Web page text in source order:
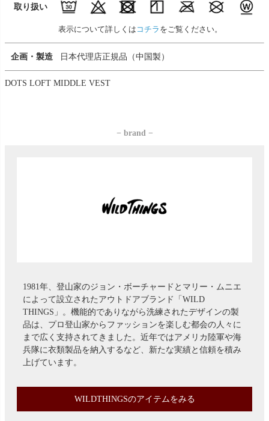
取り扱い
表示について詳しくは コチラ をご覧ください。
企画・製造 日本代理店正規品（中国製）
DOTS LOFT MIDDLE VEST
− brand −
1981年、登山家のジョン・ボーチャードとマリー・ムニエ
によって設立されたアウトドアブランド「WILD
THINGS」。機能的でありながら洗練されたデザインの製
品は、プロ登山家からファッションを楽しむ都会の人々に
まで広く支持されてきました。近年ではアメリカ陸軍や海
兵隊に衣類製品を納入するなど、新たな実績と信頼を積み
上げています。
WILDTHINGSのアイテムをみる